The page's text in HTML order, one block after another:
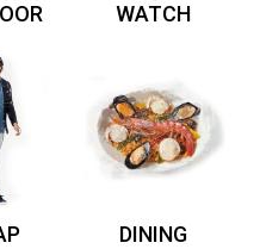
WATCH
DINING